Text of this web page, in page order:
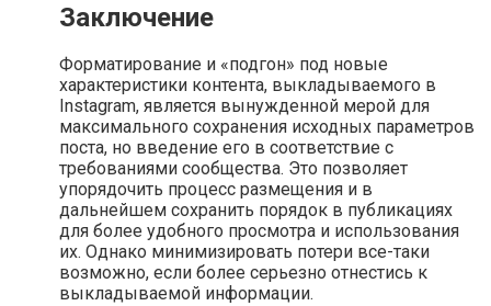
Заключение
Форматирование и «подгон» под новые
характеристики контента, выкладываемого в
Instagram, является вынужденной мерой для
максимального сохранения исходных параметров
поста, но введение его в соответствие с
требованиями сообщества. Это позволяет
упорядочить процесс размещения и в
дальнейшем сохранить порядок в публикациях
для более удобного просмотра и использования
их. Однако минимизировать потери все-таки
возможно, если более серьезно отнестись к
выкладываемой информации.